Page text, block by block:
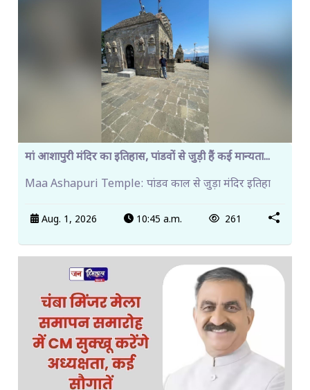
मां आशापुरी मंदिर का इतिहास, पांडवों से जुड़ी हैं कई मान्यता...
Maa Ashapuri Temple: पांडव काल से जुड़ा मंदिर इतिहा
Aug. 1, 2026 10:45 a.m. 261